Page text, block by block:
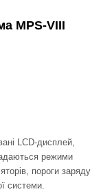
MPS-VIII
LCD-дисплей,
режими
пороги заряду
системи.